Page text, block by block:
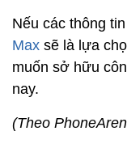
Nếu các thông
Max sẽ là lựa
muốn sở hữu
nay.
(Theo